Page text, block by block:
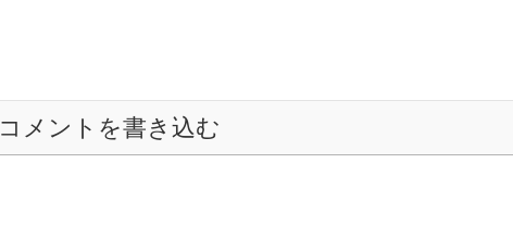
コメントを書き込む